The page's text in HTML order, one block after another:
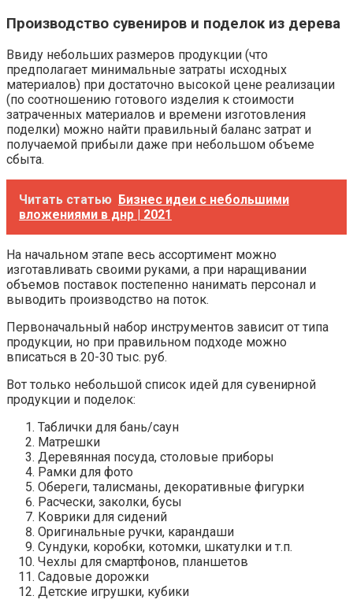
Производство сувениров и поделок из дерева
Ввиду небольших размеров продукции (что
предполагает минимальные затраты исходных
материалов) при достаточно высокой цене реализации
(по соотношению готового изделия к стоимости
затраченных материалов и времени изготовления
поделки) можно найти правильный баланс затрат и
получаемой прибыли даже при небольшом объеме
сбыта.
Читать статью Бизнес идеи с небольшими
вложениями в днр | 2021
На начальном этапе весь ассортимент можно
изготавливать своими руками, а при наращивании
объемов поставок постепенно нанимать персонал и
выводить производство на поток.
Первоначальный набор инструментов зависит от типа
продукции, но при правильном подходе можно
вписаться в 20-30 тыс. руб.
Вот только небольшой список идей для сувенирной
продукции и поделок:
Таблички для бань/саун
Матрешки
Деревянная посуда, столовые приборы
Рамки для фото
Обереги, талисманы, декоративные фигурки
Расчески, заколки, бусы
Коврики для сидений
Оригинальные ручки, карандаши
Сундуки, коробки, котомки, шкатулки и т.п.
Чехлы для смартфонов, планшетов
Садовые дорожки
Детские игрушки, кубики